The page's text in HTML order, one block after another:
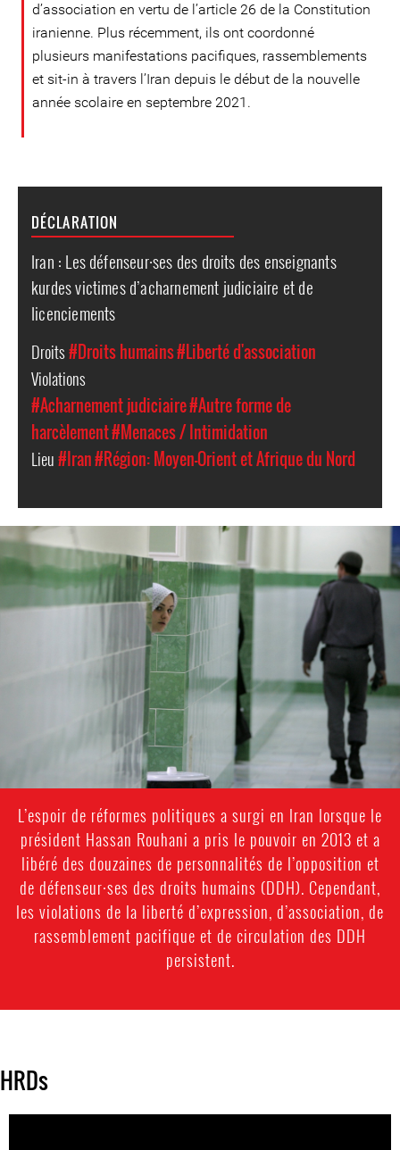
d’association en vertu de l’article 26 de la Constitution
iranienne. Plus récemment, ils ont coordonné
plusieurs manifestations pacifiques, rassemblements
et sit-in à travers l’Iran depuis le début de la nouvelle
année scolaire en septembre 2021.
DÉCLARATION
Iran : Les défenseur·ses des droits des enseignants
kurdes victimes d’acharnement judiciaire et de
licenciements
Droits#Droits humains#Liberté d'association
Violations
#Acharnement judiciaire#Autre forme de
harcèlement#Menaces / Intimidation
Lieu#Iran#Région: Moyen-Orient et Afrique du Nord
#Iran-
general-
L’espoir de réformes politiques a surgi en Iran lorsque le
président Hassan Rouhani a pris le pouvoir en 2013 et a
libéré des douzaines de personnalités de l’opposition et
de défenseur·ses des droits humains (DDH). Cependant,
les violations de la liberté d’expression, d’association, de
rassemblement pacifique et de circulation des DDH
persistent.
HRDs